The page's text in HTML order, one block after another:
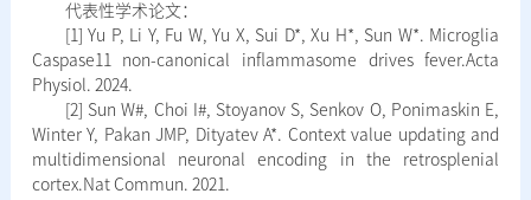
代表性学术论文：
[1] Yu P, Li Y, Fu W, Yu X, Sui D*, Xu H*, Sun W*. Microglia
Caspase11 non-canonical inflammasome drives fever.Acta
Physiol. 2024.
[2] Sun W#, Choi I#, Stoyanov S, Senkov O, Ponimaskin E,
Winter Y, Pakan JMP, Dityatev A*. Context value updating and
multidimensional neuronal encoding in the retrosplenial
cortex.Nat Commun. 2021.